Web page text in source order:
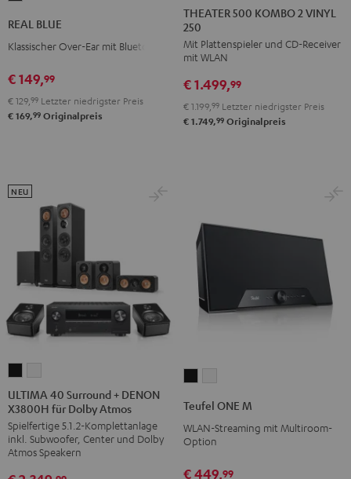
Night
Black
REAL BLUE
Klassischer Over-Ear mit Bluetooth
€ 149,99
€ 129,99 Letzter niedrigster Preis
€ 169,99 Originalpreis
500
KOMBO
2
VINYL
250
Schwarz
THEATER 500 KOMBO 2 VINYL
250
Mit Plattenspieler und CD-Receiver
mit WLAN
€ 1.499,99
€ 1.199,99 Letzter niedrigster Preis
€ 1.749,99 Originalpreis
40
Surround
+
DENON
40
Surround
+
DENON
ULTIMA 40 Surround + DENON
X3800H für Dolby Atmos
Spielfertige 5.1.2-Komplettanlage
inkl. Subwoofer, Center und Dolby
Atmos Speakern
NEU
M
Schwarz
M
Weiß
Teufel ONE M
WLAN-Streaming mit Multiroom-
Option
€ 449,99